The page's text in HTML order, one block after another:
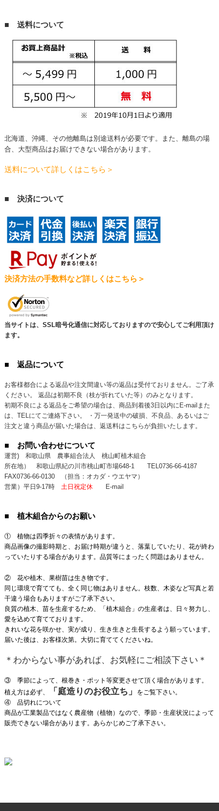
■ 送料について
北海道、沖縄、その他離島は別途送料が必要です。
また、離島の場
合、大型商品はお届けできない場合があります。
送料について詳しくはこちら＞
■ 決済について
決済方法の手数料など詳しくはこちら＞
当サイトは、SSL暗号化通信に対応しておりますので安心してご利用頂け
ます。
■ 返品について
お客様都合による返品や注文間違い等の返品は受付ておりません。ご了承
ください。 返品は初期不良（枝が折れていた等）のみとなります。
初期不良による返品をご希望の場合は、商品到着後3日以内にE-mailまた
は、TELにてご連絡下さい。 ・万一発送中の破損、不良品、あるいはご
注文と違う商品が届いた場合は、返送料はこちらが負担いたします。
■ お問い合わせについて
運営) 和歌山県 農事組合法人 桃山町植木組合
所在地） 和歌山県紀の川市桃山町市場648-1 TEL0736-66-4187
FAX0736-66-0130（担当：オカダ・ウエヤマ）
営業）平日9-17時 土日祝定休 E-mail
■ 植木組合からのお願い
① 植物は四季折々の表情があります。
商品画像の撮影時期と、お届け時期が違うと、落葉していたり、花が終わ
っていたりする場合があります。品質等にまったく問題はありません。
② 花や植木、果樹苗は生き物です。
同じ環境で育てても、全く同じ物はありません。枝数、木姿など写真と若
干違う場合もありますがご了承下さい。
良質の植木、苗を生産するため、「植木組合」の生産者は、日々努力し、
愛を込めて育てております。
きれいな花を咲かせ、実が成り、生き生きと生長するよう願っています。
届いた後は、お客様次第。大切に育ててくださいね。
＊わからない事があれば、お気軽にご相談下さい＊
③ 季節によって、根巻き・ポット等変更させて頂く場合があります。
植え方は必ず、
「庭造りのお役立ち」
をご覧下さい。
④ 品切れについて
商品が工業製品ではなく農産物（植物）なので、季節・生産状況によって
販売できない場合があります。あらかじめご了承下さい。